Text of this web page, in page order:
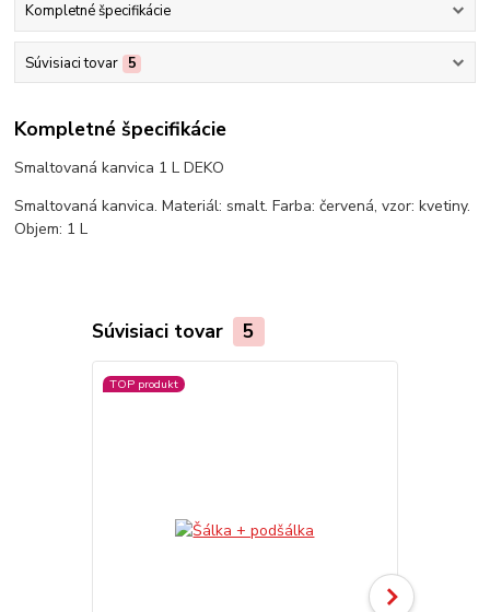
Kompletné špecifikácie
Súvisiaci tovar 5
Kompletné špecifikácie
Smaltovaná kanvica 1 L DEKO
Smaltovaná kanvica. Materiál: smalt. Farba: červená, vzor: kvetiny.
Objem: 1 L
Súvisiaci tovar 5
TOP produkt